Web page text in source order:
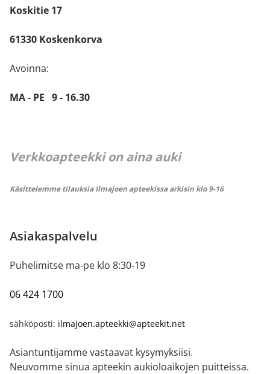
Koskitie 17
61330 Koskenkorva
Avoinna:
MA - PE 9 - 16.30
Verkkoapteekki on aina auki
Käsittelemme tilauksia Ilmajoen apteekissa arkisin klo 9-16
Asiakaspalvelu
Puhelimitse ma-pe klo 8:30-19
06 424 1700
sähköposti: ilmajoen.apteekki@apteekit.net
Asiantuntijamme vastaavat kysymyksiisi.
Neuvomme sinua apteekin aukioloaikojen puitteissa.